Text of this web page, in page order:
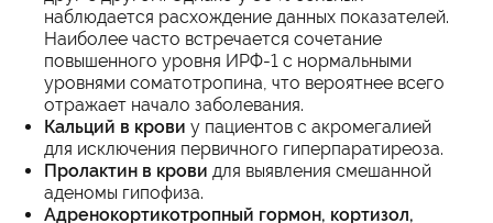
наблюдается расхождение данных показателей.
Наиболее часто встречается сочетание
повышенного уровня ИРФ-1 с нормальными
уровнями соматотропина, что вероятнее всего
отражает начало заболевания.
Кальций в крови у пациентов с акромегалией
для исключения первичного гиперпаратиреоза.
Пролактин в крови для выявления смешанной
аденомы гипофиза.
Адренокортикотропный гормон, кортизол,